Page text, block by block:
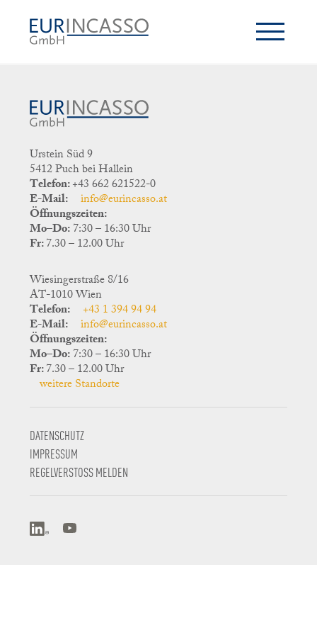
Urstein Süd 9
5412 Puch bei Hallein
Telefon:+43 662 621522-0
E-Mail: info@eurincasso.at
Öffnungszeiten:
Mo–Do:7:30 – 16:30 Uhr
Fr:7.30 – 12.00 Uhr
Wiesingerstraße 8/16
AT-1010 Wien
Telefon: +43 1 394 94 94
E-Mail: info@eurincasso.at
Öffnungszeiten:
Mo–Do:7:30 – 16:30 Uhr
Fr:7.30 – 12.00 Uhr
weitere Standorte
DATENSCHUTZ
IMPRESSUM
REGELVERSTOSS MELDEN